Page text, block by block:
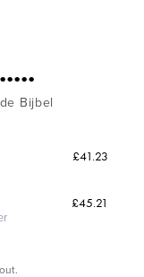
Bijbel
£41.23
£45.21